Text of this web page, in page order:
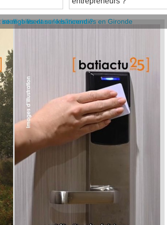
mobilisent sur les incendies en Gironde
dans le bâtiment ?